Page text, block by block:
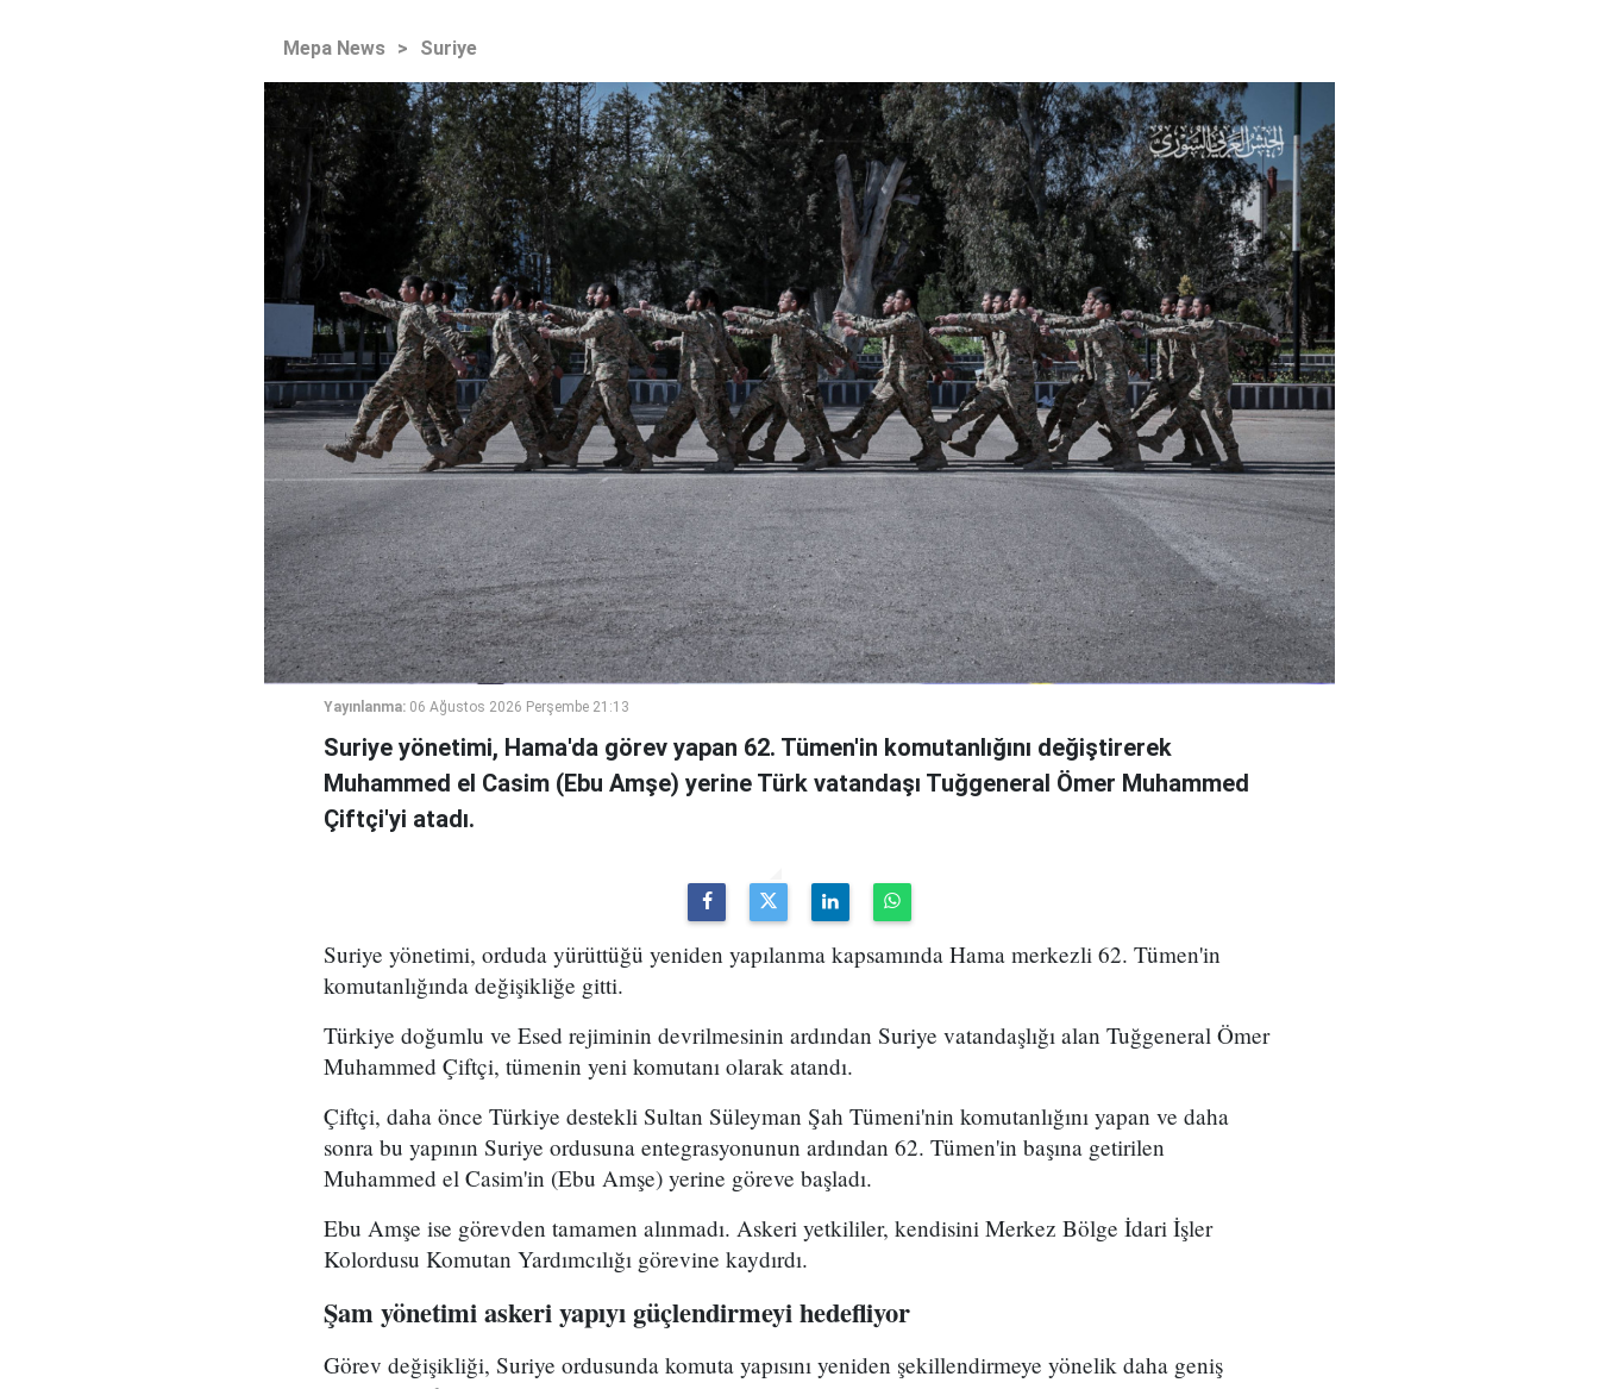
Mepa News > Suriye
Yayınlanma: 06 Ağustos 2026 Perşembe 21:13
Suriye yönetimi, Hama'da görev yapan 62. Tümen'in komutanlığını değiştirerek
Muhammed el Casim (Ebu Amşe) yerine Türk vatandaşı Tuğgeneral Ömer Muhammed
Çiftçi'yi atadı.
Suriye yönetimi, orduda yürüttüğü yeniden yapılanma kapsamında Hama merkezli 62. Tümen'in
komutanlığında değişikliğe gitti.
Türkiye doğumlu ve Esed rejiminin devrilmesinin ardından Suriye vatandaşlığı alan Tuğgeneral Ömer
Muhammed Çiftçi, tümenin yeni komutanı olarak atandı.
Çiftçi, daha önce Türkiye destekli Sultan Süleyman Şah Tümeni'nin komutanlığını yapan ve daha
sonra bu yapının Suriye ordusuna entegrasyonunun ardından 62. Tümen'in başına getirilen
Muhammed el Casim'in (Ebu Amşe) yerine göreve başladı.
Ebu Amşe ise görevden tamamen alınmadı. Askeri yetkililer, kendisini Merkez Bölge İdari İşler
Kolordusu Komutan Yardımcılığı görevine kaydırdı.
Şam yönetimi askeri yapıyı güçlendirmeyi hedefliyor
Görev değişikliği, Suriye ordusunda komuta yapısını yeniden şekillendirmeye yönelik daha geniş